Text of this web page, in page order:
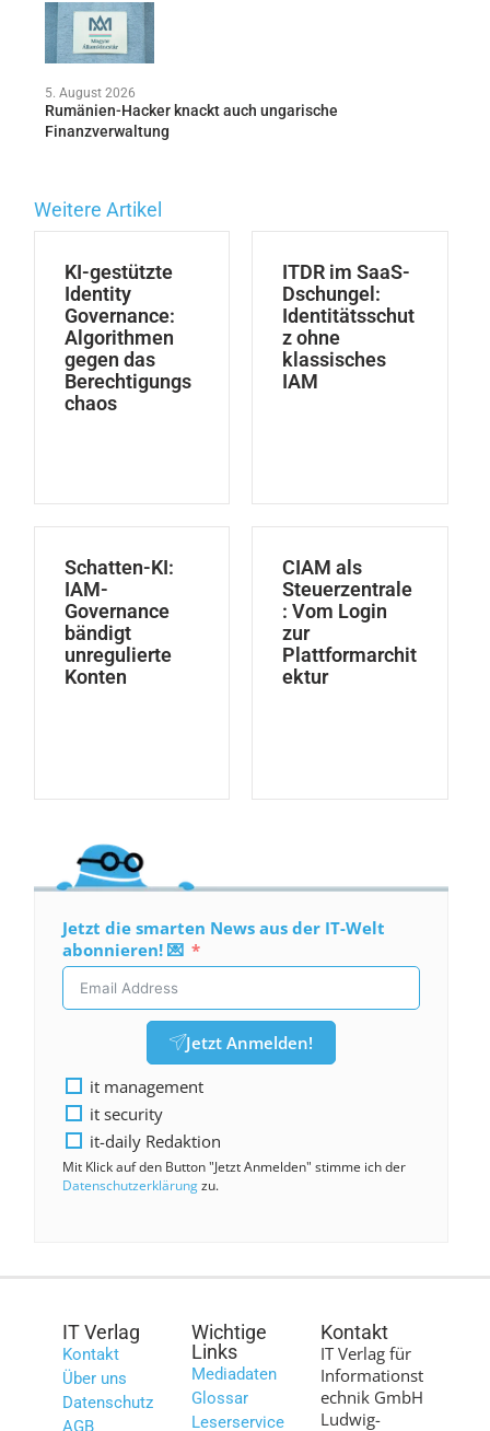
5. August 2026
Rumänien-Hacker knackt auch ungarische
Finanzverwaltung
Weitere Artikel
KI-gestützte
Identity
Governance:
Algorithmen
gegen das
Berechtigungs
chaos
ITDR im SaaS-
Dschungel:
Identitätsschut
z ohne
klassisches
IAM
Schatten-KI:
IAM-
Governance
bändigt
unregulierte
Konten
CIAM als
Steuerzentrale
: Vom Login
zur
Plattformarchit
ektur
Jetzt die smarten News aus der IT-Welt
abonnieren! 💌
Jetzt Anmelden!
it management
it security
it-daily Redaktion
Mit Klick auf den Button "Jetzt Anmelden" stimme ich der
Datenschutzerklärungzu.
IT Verlag
Kontakt
Über uns
Datenschutz
AGB
Wichtige
Links
Mediadaten
Glossar
Leserservice
Kontakt
IT Verlag für
Informationst
echnik GmbH
Ludwig-